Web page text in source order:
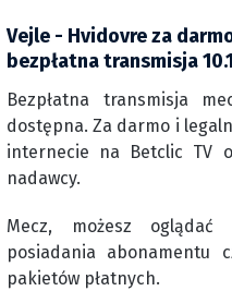
Vejle - Hvidovre za
bezpłatna transmisja
Bezpłatna transmisja
dostępna. Za darmo i
internecie na Betclic TV
nadawcy.
Mecz, możesz
posiadania abonamentu
pakietów płatnych.